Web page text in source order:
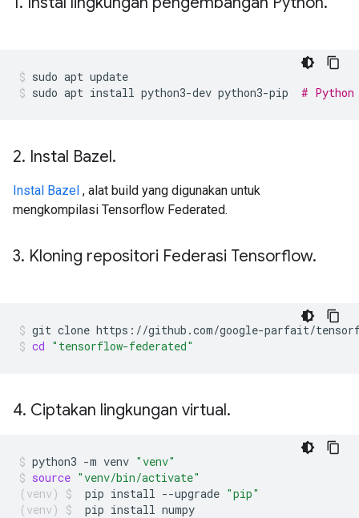
sudo apt update
sudo apt install python3-dev python3-pip # Python
2. Instal Bazel.
Instal Bazel , alat build yang digunakan untuk
mengkompilasi Tensorflow Federated.
3. Kloning repositori Federasi Tensorflow.
git clone https://github.com/google-parfait/
cd "tensorflow-federated"
4. Ciptakan lingkungan virtual.
python3 -m venv "venv"
source "venv/bin/activate"
pip install --upgrade "pip"
pip install numpy